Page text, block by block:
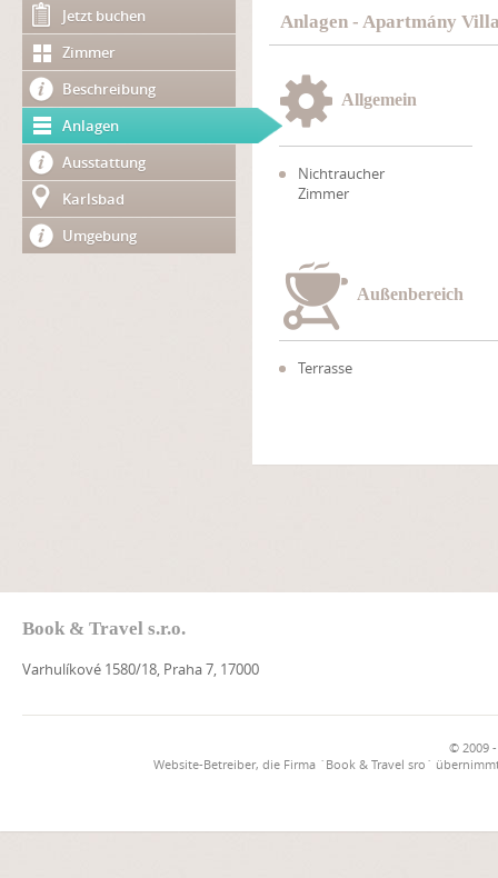
Jetzt buchen
Zimmer
Beschreibung
Anlagen
Ausstattung
Karlsbad
Umgebung
Anlagen - Apartmány
Allgemein
Nichtraucher
Zimmer
Außenbereich
Terrasse
Book & Travel s.r.o.
Varhulíkové 1580/18, Praha 7, 17000
© 2009
Website-Betreiber, die Firma `Book & Travel sro`